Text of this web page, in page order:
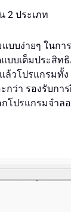
2 ประเภท
บง่ายๆ ในการ
บบเต็มประสิ
ล้วโปรแกรมทั้
กว่า รองรับกา
โปรแกรมจำล